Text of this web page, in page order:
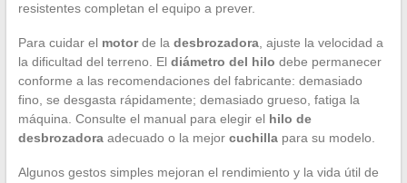
resistentes completan el equipo a prever.
Para cuidar el motorde la desbrozadora, ajuste la velocidad a
la dificultad del terreno. El diámetro del hilo debe permanecer
conforme a las recomendaciones del fabricante: demasiado
fino, se desgasta rápidamente; demasiado grueso, fatiga la
máquina. Consulte el manual para elegir el hilo de
desbrozadoraadecuado o la mejor cuchillapara su modelo.
Algunos gestos simples mejoran el rendimiento y la vida útil de